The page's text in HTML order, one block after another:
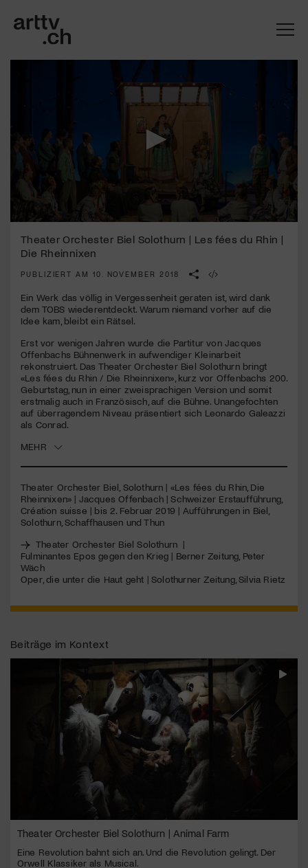
seconds
minutes,
seconds
Theater Orchester Biel Solothurn | Les fées du Rhin |
Die Rheinnixen
PUBLIZIERT AM 10. NOVEMBER 2018
Ein Werk das völlig in Vergessenheit geraten ist, wird dank
dem TOBS wiederentdeckt. Warum niemand vorher auf die
Idee kam, bleibt ein Rätsel.
Erst vor wenigen Jahren wurde die Partitur von Jacques
Offenbachs Bühnenwerk in aufwendiger Kleinarbeit
rekonstruiert. Das Theater Orchester Biel Solothurn bringt
«Les fées du Rhin / Die Rheinnixen», kurz vor Offenbachs 200.
Geburtstag, nun in einer zweisprachigen Version und somit
erstmalig auch in Französisch, auf die Bühne. Unangefochten
auf überragendem Niveau präsentiert sich Leonardo Galeazzi
als Conrad.
MEHR
Theater Orchester Biel, Solothurn | «Les fées du Rhin, Die
Rheinnixen» | Jacques Offenbach | Schweizer Erstaufführung,
Création suisse | bis 2. Februar 2019 | Aufführungen in Biel,
Solothurn, Schaffhausen und Thun
Theater Orchester Biel Solothurn |
Fulminantes Epos gegen den Krieg | Berner Zeitung, Peter
Wäch
Oper, die unter die Haut geht | Solothurner Zeitung, Silvia Rietz
Beiträge im Kontext
Theater Orchester Biel Solothurn | Animal Farm
Eine Revolution bahnt sich an. Und die Revolution gelingt. Der
Orwell Klassiker als Musical.
Mach mit: «Be Part of the Art»!
Kulturinstitution und unterstütze unsere Arbeit.
Mit deiner Mitgliedschaft erhältst du kostenlosen Zugang zu
diversen Kulturevents.
Jetzt Mitglied werden